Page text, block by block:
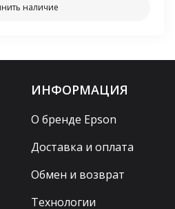
наличие
ИНФОРМАЦИЯ
О бренде Epson
Доставка и оплата
Обмен и возврат
Технологии